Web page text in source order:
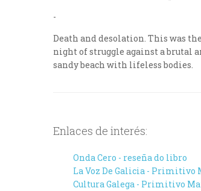
-
Death and desolation. This was
night of struggle against a brutal
sandy beach with lifeless bodies.
Enlaces de interés:
Onda Cero - reseña do libro
La Voz De Galicia - Primitivo
Cultura Galega - Primitivo